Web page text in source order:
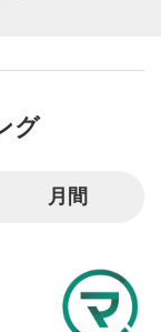
をクリック
グ
月間